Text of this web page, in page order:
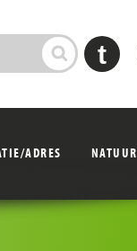
t
ADRES NATUUR